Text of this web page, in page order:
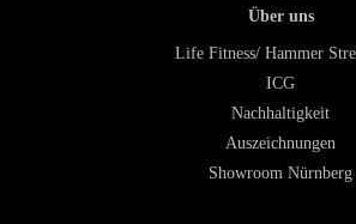
Über uns
Life Fitness/ Hammer
ICG
Nachhaltigkeit
Auszeichnungen
Showroom Nürnberg